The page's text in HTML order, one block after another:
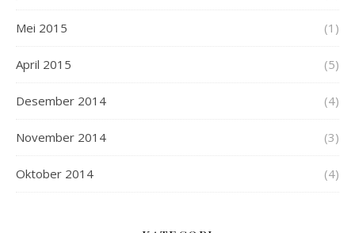
Mei 2015 (1)
April 2015 (5)
Desember 2014 (4)
November 2014 (3)
Oktober 2014 (4)